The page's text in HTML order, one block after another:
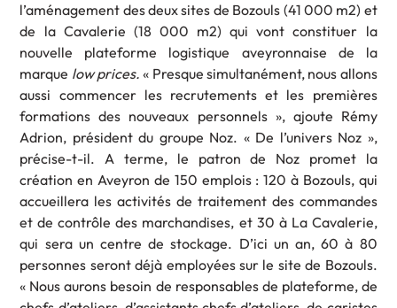
l’aménagement des deux sites de Bozouls (41 000 m2) et
de la Cavalerie (18 000 m2) qui vont constituer la
nouvelle plateforme logistique aveyronnaise de la
marque low prices.« Presque simultanément, nous allons
aussi commencer les recrutements et les premières
formations des nouveaux personnels », ajoute Rémy
Adrion, président du groupe Noz. « De l’univers Noz »,
précise-t-il. A terme, le patron de Noz promet la
création en Aveyron de 150 emplois : 120 à Bozouls, qui
accueillera les activités de traitement des commandes
et de contrôle des marchandises, et 30 à La Cavalerie,
qui sera un centre de stockage. D’ici un an, 60 à 80
personnes seront déjà employées sur le site de Bozouls.
« Nous aurons besoin de responsables de plateforme, de